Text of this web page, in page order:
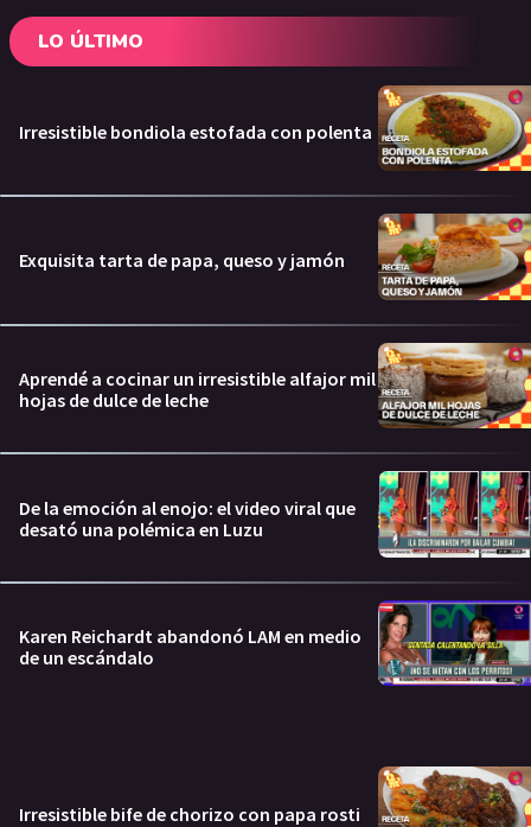
LO ÚLTIMO
Irresistible bondiola estofada con polenta
Exquisita tarta de papa, queso y jamón
Aprendé a cocinar un irresistible alfajor mil
hojas de dulce de leche
De la emoción al enojo: el video viral que
desató una polémica en Luzu
Karen Reichardt abandonó LAM en medio
de un escándalo
Irresistible bife de chorizo con papa rosti